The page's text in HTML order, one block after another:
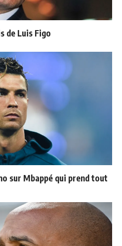
de Luis Figo
sur Mbappé qui prend tout